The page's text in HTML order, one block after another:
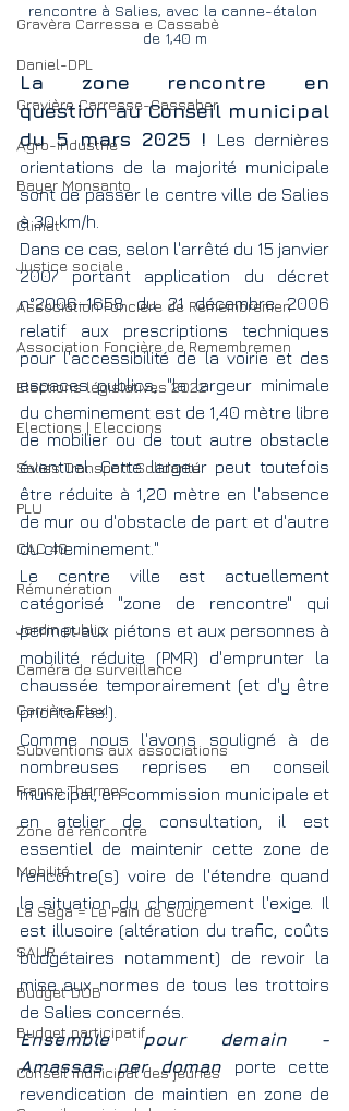
Gravèra Carressa e Cassabè
Daniel-DPL
Gravière Carresse-Cassaber
Agro-industrie
Bayer Monsanto
Climat
Justice sociale
Association Foncière de Remembremen
Association Foncière de Remembremen
Elections législatives 2022
Elections | Eleccions
Salies Transport Solidarité
PLU
CAC 40
Rémunération
Jardin public
Caméra de surveillance
Carrière Etex
Subventions aux associations
France Thermes
Zone de rencontre
Mobilité
La Sèga = Le Pain de Sucre
SAUR
Budget DOB
Budget participatif
Conseil municipal des jeunes
rencontre à Salies, avec la canne-étalon
de 1,40 m
La zone rencontre en
question au Conseil municipal
du 5 mars 2025 !
Les dernières
orientations de la majorité municipale
sont de passer le centre ville de Salies
à 30 km/h.
Dans ce cas, selon l'arrêté du 15 janvier
2007 portant application du décret
n°2006-1658 du 21 décembre 2006
relatif aux prescriptions techniques
pour l'accessibilité de la voirie et des
espaces publics, "la largeur minimale
du cheminement est de 1,40 mètre libre
de mobilier ou de tout autre obstacle
éventuel. Cette largeur peut toutefois
être réduite à 1,20 mètre en l'absence
de mur ou d'obstacle de part et d'autre
du cheminement."
Le centre ville est actuellement
catégorisé "zone de rencontre" qui
permet aux piétons et aux personnes à
mobilité réduite (PMR) d'emprunter la
chaussée temporairement (et d'y être
prioritaires!).
Comme nous l'avons souligné à de
nombreuses reprises en conseil
municipal, en commission municipale et
en atelier de consultation, il est
essentiel de maintenir cette zone de
rencontre(s) voire de l'étendre quand
la situation du cheminement l'exige. Il
est illusoire (altération du trafic, coûts
budgétaires notamment) de revoir la
mise aux normes de tous les trottoirs
de Salies concernés.
Ensemble pour demain -
Amassas per doman porte cette
revendication de maintien en zone de